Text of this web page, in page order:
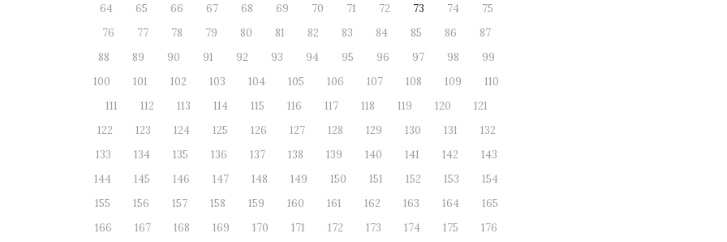
64
65 66 67 68 69 70 71 72 73 74
75
76
77 78 79 80 81 82 83 84 85 86
87
88
89 90 91 92 93 94 95 96 97 98
99
100
101 102 103 104 105 106 107 108 109
110
111
112 113 114 115 116 117 118 119 120
121
122
123 124 125 126 127 128 129 130 131
132
133
134 135 136 137 138 139 140 141 142
143
144
145 146 147 148 149 150 151 152 153
154
155
156 157 158 159 160 161 162 163 164
165
166
167 168 169 170 171 172 173 174 175
176